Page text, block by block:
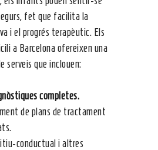
fet que facilita la
i el progrés terapèutic. Els
a Barcelona ofereixen una
serveis que inclouen:
completes.
de plans de tractament
conductual i altres